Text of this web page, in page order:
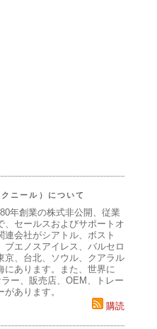
ニール）について
年創業の株式非公開、従業
、セールスおよびサポートオ
連会社がシアトル、ボスト
ブエノスアイレス、バルセロ
京、台北、ソウル、クアラル
にあります。また、世界に
ー、販売店、OEM、トレー
あります。
購読